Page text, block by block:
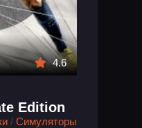
4.6
Edition
/ Симуляторы